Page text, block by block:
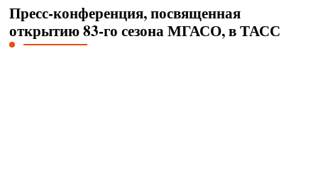
Пресс-конференция, посвященная
открытию 83-го сезона МГАСО, в ТАСС